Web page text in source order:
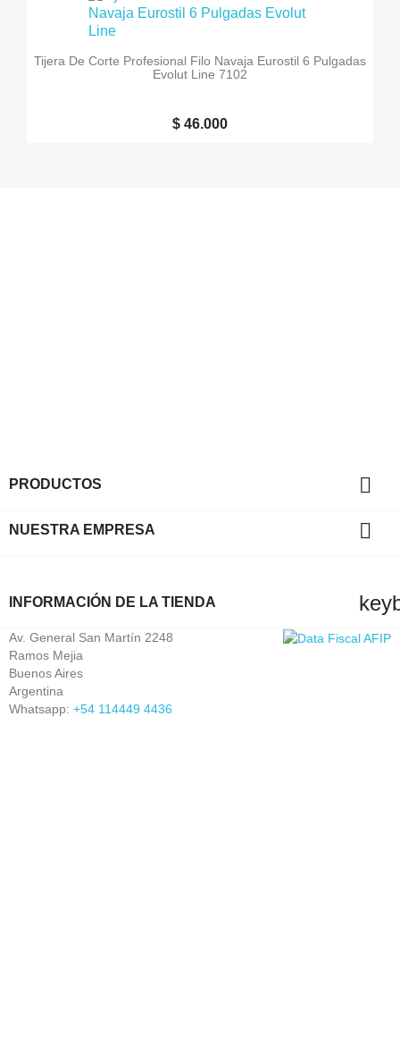
Tijera De Corte Profesional Filo Navaja Eurostil 6 Pulgadas
Evolut Line 7102
$ 46.000
PRODUCTOS 
NUESTRA EMPRESA 
INFORMACIÓN DE LA TIENDA
Av. General San Martín 2248
Ramos Mejia
Buenos Aires
Argentina
Whatsapp: +54 114449 4436